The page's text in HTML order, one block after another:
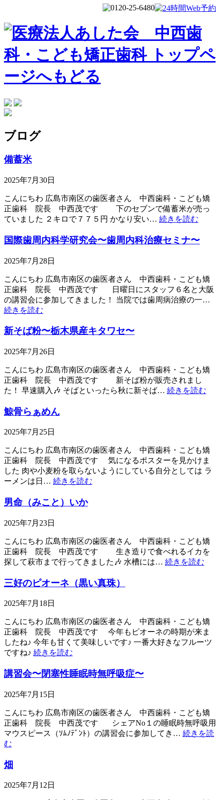
ブログ
備蓄米
2025年7月30日
こんにちわ 広島市南区の歯医者さん 中西歯科・こども矯
正歯科 院長 中西茂です 下のセブンで備蓄米が売っ
ていました ２キロで７７５円 かなり安い… 続きを読む
国際歯周内科学研究会〜歯周内科治療セミナ〜
2025年7月28日
こんにちわ 広島市南区の歯医者さん 中西歯科・こども矯
正歯科 院長 中西茂です 日曜日にスタッフ６名と大阪
の講習会に参加してきました！ 当院では歯周病治療の一…
続きを読む
新そば粉〜栃木県産キタワセ〜
2025年7月26日
こんにちわ 広島市南区の歯医者さん 中西歯科・こども矯
正歯科 院長 中西茂です 新そば粉が販売されまし
た！ 早速購入🎶 そばといったら秋に新そば… 続きを読む
鯨骨らぁめん
2025年7月25日
こんにちわ 広島市南区の歯医者さん 中西歯科・こども矯
正歯科 院長 中西茂です 気になるポスターを見かけま
した 肉や小麦粉を取らないようにしている自分としては ラ
ーメンは日… 続きを読む
男命（みこと）いか
2025年7月23日
こんにちわ 広島市南区の歯医者さん 中西歯科・こども矯
正歯科 院長 中西茂です 生き造りで食べれるイカを
探して萩市まで行ってきました🎶 水槽には… 続きを読む
三好のピオーネ（黒い真珠）
2025年7月18日
こんにちわ 広島市南区の歯医者さん 中西歯科・こども矯
正歯科 院長 中西茂です 今年もピオーネの時期が来ま
したね♪ 今年も甘くて美味しいです♪ 一番大好きなフルーツ
ですね♪ 続きを読む
講習会〜閉塞性睡眠時無呼吸症〜
2025年7月15日
こんにちわ 広島市南区の歯医者さん 中西歯科・こども矯
正歯科 院長 中西茂です シェアNo１の睡眠時無呼吸用
マウスピース（ｿﾑﾉﾃﾞﾝﾄ）の講習会に参加してき… 続きを読
む
畑
2025年7月12日